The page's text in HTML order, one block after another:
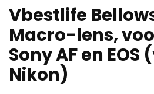
Vbestlife
Macro-lens,
Sony AF en EOS
Nikon)